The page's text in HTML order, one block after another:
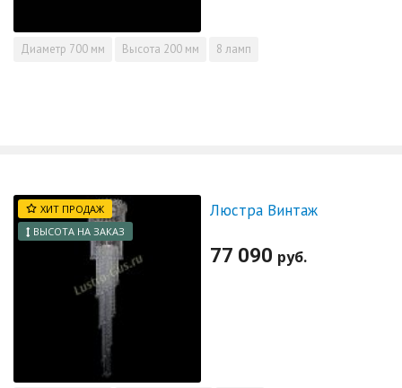
Диаметр 700 мм Высота 200 мм 8 ламп
ХИТ ПРОДАЖ
ВЫСОТА НА ЗАКАЗ
Люстра Винтаж
77 090 руб.